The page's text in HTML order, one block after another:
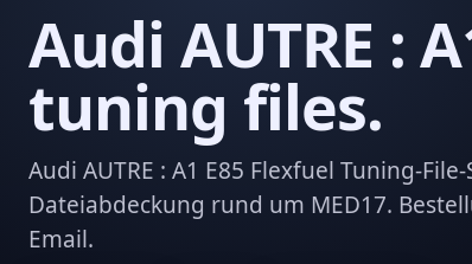
Audi AUTRE :
tuning files.
Audi AUTRE : A1 E85 Flexfuel Tuning-
Dateiabdeckung rund um MED17.
Email.